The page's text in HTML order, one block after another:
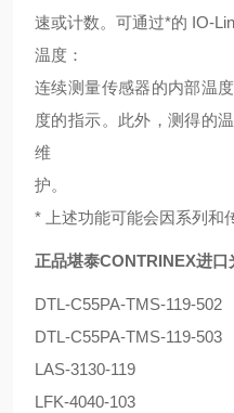
速或计数。可通过*的 IO-
温度：
连续测量传感器的内部温
度的指示。此外，测得的
维
护。
* 上述功能可能会因系列和
正品堪泰CONTRINEX进口
DTL-C55PA-TMS-119-502
DTL-C55PA-TMS-119-503
LAS-3130-119
LFK-4040-103